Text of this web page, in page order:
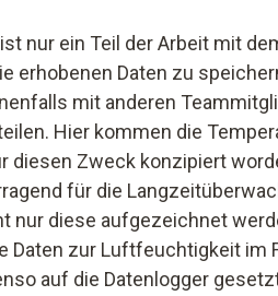
nur ein Teil der Arbeit mit
erhobenen Daten zu
mit anderen
Hier kommen die
diesen Zweck konzipiert
für die
nur diese aufgezeichnet
Daten zur Luftfeuchtigkeit im
auf die Datenlogger